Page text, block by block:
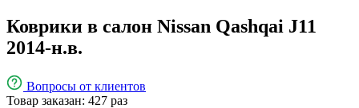
Коврики в салон Nissan Qashqai J11
2014-н.в.
Вопросы от клиентов
Товар заказан: 427 раз